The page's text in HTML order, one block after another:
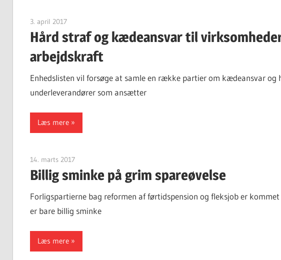
3. april 2017Finn Sørensen
Hård straf og kædeansvar til
arbejdskraft
Enhedslisten vil forsøge at samle en række partier om kædeansvar
underleverandører som ansætter
Læs mere
14. marts 2017Finn Sørensen
Billig sminke på grim spareøvelse
Forligspartierne bag reformen af førtidspension og fleksjob er
er bare billig sminke
Læs mere